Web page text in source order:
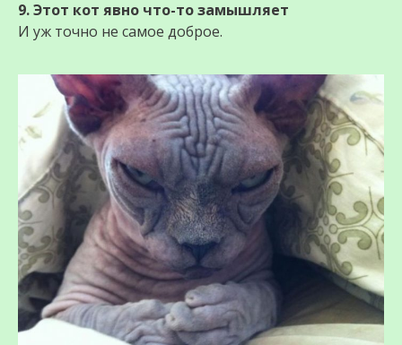
9. Этот кот явно что-то замышляет
И уж точно не самое доброе.